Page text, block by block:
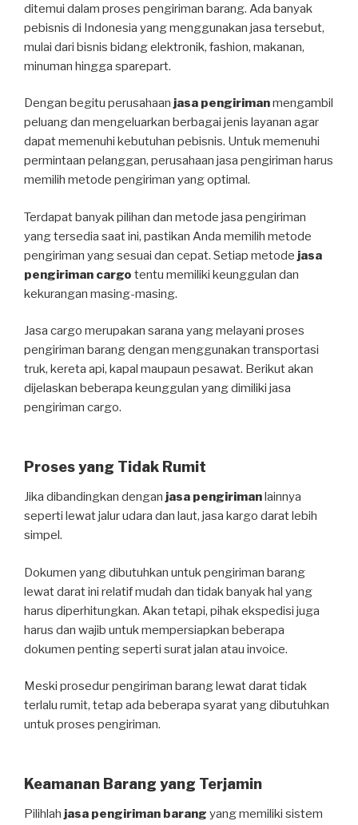
ditemui dalam proses pengiriman barang. Ada banyak
pebisnis di Indonesia yang menggunakan jasa tersebut,
mulai dari bisnis bidang elektronik, fashion, makanan,
minuman hingga sparepart.
Dengan begitu perusahaan jasa pengirimanmengambil
peluang dan mengeluarkan berbagai jenis layanan agar
dapat memenuhi kebutuhan pebisnis. Untuk memenuhi
permintaan pelanggan, perusahaan jasa pengiriman harus
memilih metode pengiriman yang optimal.
Terdapat banyak pilihan dan metode jasa pengiriman
yang tersedia saat ini, pastikan Anda memilih metode
pengiriman yang sesuai dan cepat. Setiap metode jasa
pengiriman cargo tentu memiliki keunggulan dan
kekurangan masing-masing.
Jasa cargo merupakan sarana yang melayani proses
pengiriman barang dengan menggunakan transportasi
truk, kereta api, kapal maupaun pesawat. Berikut akan
dijelaskan beberapa keunggulan yang dimiliki jasa
pengiriman cargo.
Proses yang Tidak Rumit
Jika dibandingkan dengan jasa pengiriman lainnya
seperti lewat jalur udara dan laut, jasa kargo darat lebih
simpel.
Dokumen yang dibutuhkan untuk pengiriman barang
lewat darat ini relatif mudah dan tidak banyak hal yang
harus diperhitungkan. Akan tetapi, pihak ekspedisi juga
harus dan wajib untuk mempersiapkan beberapa
dokumen penting seperti surat jalan atau invoice.
Meski prosedur pengiriman barang lewat darat tidak
terlalu rumit, tetap ada beberapa syarat yang dibutuhkan
untuk proses pengiriman.
Keamanan Barang yang Terjamin
Pilihlah jasa pengiriman barang yang memiliki sistem